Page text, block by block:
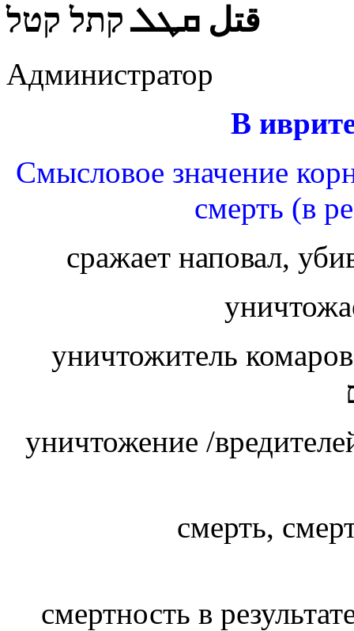
قتل ܩܛܠ קתל קטל
Администратор
В
Смысловое значение
смерть (в
сражает наповал,
уничтожитель
уничтожение /
смерть,
смертность в